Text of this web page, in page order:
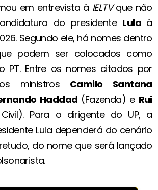
em entrevista à IELTVque não
do presidente Lula à
Segundo ele, há nomes dentro
podem ser colocados como
PT. Entre os nomes citados por
ministros Camilo Santana
Haddad (Fazenda) e Rui
Para o dirigente do UP, a
Lula dependerá do cenário
do nome que será lançado